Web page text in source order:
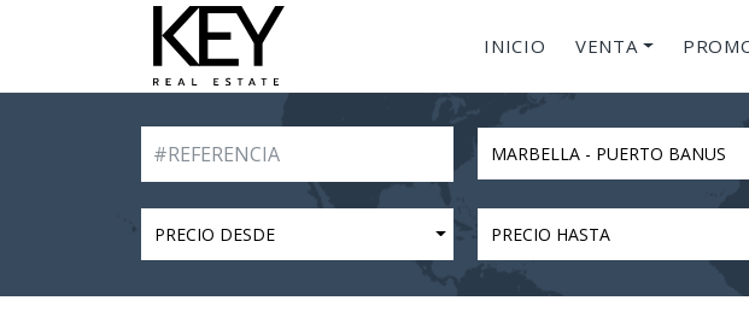
INICIO VENTA
MARBELLA - PUERTO BANUS
PRECIO DESDE PRECIO HASTA